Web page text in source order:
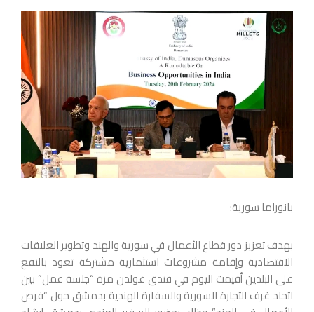
بانوراما سورية:
بهدف تعزيز دور قطاع الأعمال في سورية والهند وتطوير العلاقات
الاقتصادية وإقامة مشروعات استثمارية مشتركة تعود بالنفع
على البلدين أقيمت اليوم في فندق غولدن مزة “جلسة عمل” بين
اتحاد غرف التجارة السورية والسفارة الهندية بدمشق حول “فرص